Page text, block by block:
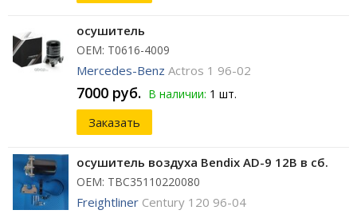
осушитель
ОЕМ: T0616-4009
Mercedes-Benz Actros 1 96-02
7000 руб. В наличии: 1 шт.
Заказать
осушитель воздуха Bendix AD-9 12В в сб.
ОЕМ: TBC35110220080
Freightliner Century 120 96-04